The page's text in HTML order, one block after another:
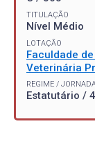
TITULAÇÃO
Nível Médio
LOTAÇÃO
Faculdade
Veterinária
REGIME /
Estatutário /